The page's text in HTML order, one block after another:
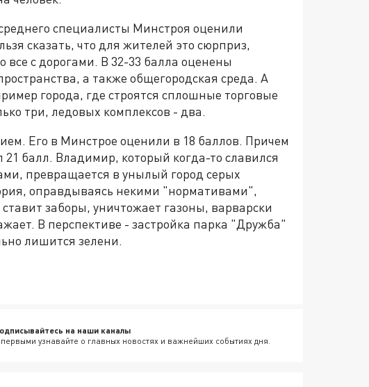
специалисты Минстроя оценили
сказать, что для жителей это сюрприз,
все с дорогами. В 32-33 балла оценены
а также общегородская среда. А
города, где строятся сплошные торговые
три, ледовых комплексов - два.
Его в Минстрое оценили в 18 баллов. Причем
21 балл. Владимир, который когда-то славился
превращается в унылый город серых
оправдываясь некими "нормативами",
заборы, уничтожает газоны, варварски
В перспективе - застройка парка "Дружба"
лишится зелени.
на наши каналы
узнавайте о главных новостях и важнейших событиях дня.